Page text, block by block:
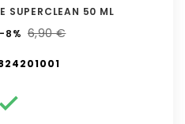
SUPERCLEAN 50 ML
-8% 6,90 €
